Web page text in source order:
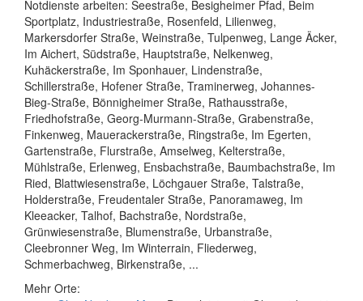
Notdienste arbeiten: Seestraße, Besigheimer Pfad, Beim
Sportplatz, Industriestraße, Rosenfeld, Lilienweg,
Markersdorfer Straße, Weinstraße, Tulpenweg, Lange Äcker,
Im Aichert, Südstraße, Hauptstraße, Nelkenweg,
Kuhäckerstraße, Im Sponhauer, Lindenstraße,
Schillerstraße, Hofener Straße, Traminerweg, Johannes-
Bieg-Straße, Bönnigheimer Straße, Rathausstraße,
Friedhofstraße, Georg-Murmann-Straße, Grabenstraße,
Finkenweg, Mauerackerstraße, Ringstraße, Im Egerten,
Gartenstraße, Flurstraße, Amselweg, Kelterstraße,
Mühlstraße, Erlenweg, Ensbachstraße, Baumbachstraße, Im
Ried, Blattwiesenstraße, Löchgauer Straße, Talstraße,
Holderstraße, Freudentaler Straße, Panoramaweg, Im
Kleeacker, Talhof, Bachstraße, Nordstraße,
Grünwiesenstraße, Blumenstraße, Urbanstraße,
Cleebronner Weg, Im Winterrain, Fliederweg,
Schmerbachweg, Birkenstraße, ...
Mehr Orte: